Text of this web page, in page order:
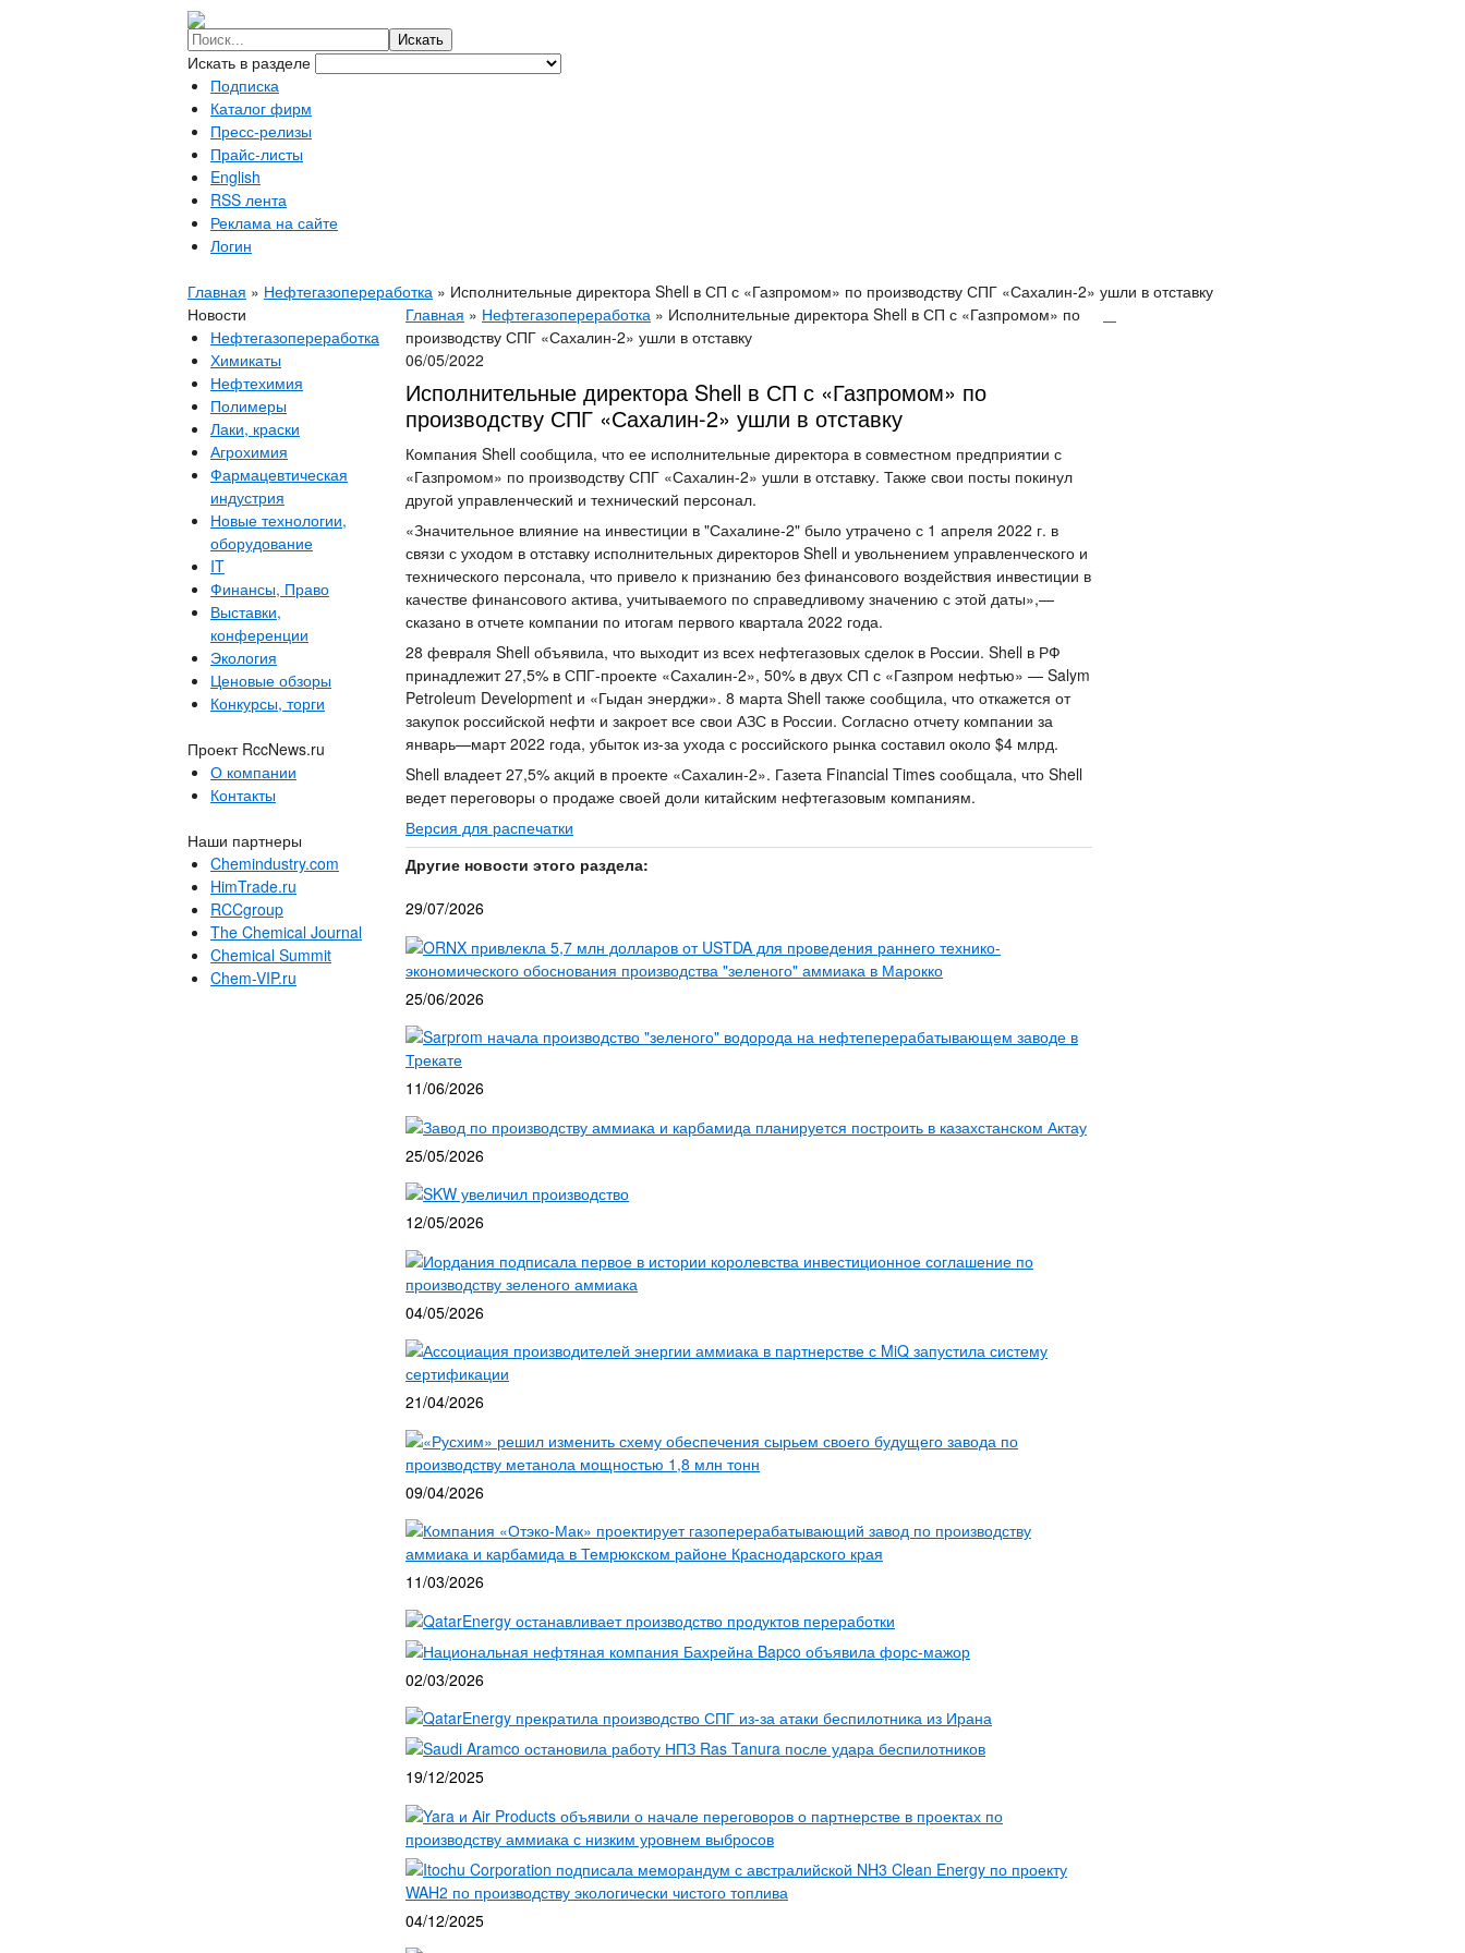
Искать в разделе
Подписка
Каталог фирм
Пресс-релизы
Прайс-листы
English
RSS лента
Реклама на сайте
Логин
Главная » Нефтегазопереработка » Исполнительные директора Shell в СП с «Газпромом» по производству СПГ «Сахалин-2» ушли в отставку
Новости
Нефтегазопереработка
Химикаты
Нефтехимия
Полимеры
Лаки, краски
Агрохимия
Фармацевтическая
индустрия
Новые технологии,
оборудование
IT
Финансы, Право
Выставки,
конференции
Экология
Ценовые обзоры
Конкурсы, торги
Проект RccNews.ru
О компании
Контакты
Наши партнеры
Chemindustry.com
HimTrade.ru
RCCgroup
The Chemical Journal
Chemical Summit
Chem-VIP.ru
Главная » Нефтегазопереработка » Исполнительные директора Shell в СП с «Газпромом» по
производству СПГ «Сахалин-2» ушли в отставку
06/05/2022
Исполнительные директора Shell в СП с «Газпромом» по
производству СПГ «Сахалин-2» ушли в отставку
Компания Shell сообщила, что ее исполнительные директора в совместном предприятии с
«Газпромом» по производству СПГ «Сахалин-2» ушли в отставку. Также свои посты покинул
другой управленческий и технический персонал.
«Значительное влияние на инвестиции в "Сахалине-2" было утрачено с 1 апреля 2022 г. в
связи с уходом в отставку исполнительных директоров Shell и увольнением управленческого и
технического персонала, что привело к признанию без финансового воздействия инвестиции в
качестве финансового актива, учитываемого по справедливому значению с этой даты»,—
сказано в отчете компании по итогам первого квартала 2022 года.
28 февраля Shell объявила, что выходит из всех нефтегазовых сделок в России. Shell в РФ
принадлежит 27,5% в СПГ-проекте «Сахалин-2», 50% в двух СП с «Газпром нефтью» — Salym
Petroleum Development и «Гыдан энерджи». 8 марта Shell также сообщила, что откажется от
закупок российской нефти и закроет все свои АЗС в России. Согласно отчету компании за
январь—март 2022 года, убыток из-за ухода с российского рынка составил около $4 млрд.
Shell владеет 27,5% акций в проекте «Сахалин-2». Газета Financial Times сообщала, что Shell
ведет переговоры о продаже своей доли китайским нефтегазовым компаниям.
Версия для распечатки
Другие новости этого раздела:
29/07/2026
ORNX привлекла 5,7 млн долларов от USTDA для проведения раннего технико-
экономического обоснования производства "зеленого" аммиака в Марокко
25/06/2026
Sarprom начала производство "зеленого" водорода на нефтеперерабатывающем заводе в
Трекате
11/06/2026
Завод по производству аммиака и карбамида планируется построить в казахстанском Актау
25/05/2026
SKW увеличил производство
12/05/2026
Иордания подписала первое в истории королевства инвестиционное соглашение по
производству зеленого аммиака
04/05/2026
Ассоциация производителей энергии аммиака в партнерстве с MiQ запустила систему
сертификации
21/04/2026
«Русхим» решил изменить схему обеспечения сырьем своего будущего завода по
производству метанола мощностью 1,8 млн тонн
09/04/2026
Компания «Отэко-Мак» проектирует газоперерабатывающий завод по производству
аммиака и карбамида в Темрюкском районе Краснодарского края
11/03/2026
QatarEnergy останавливает производство продуктов переработки
Национальная нефтяная компания Бахрейна Bapco объявила форс-мажор
02/03/2026
QatarEnergy прекратила производство СПГ из-за атаки беспилотника из Ирана
Saudi Aramco остановила работу НПЗ Ras Tanura после удара беспилотников
19/12/2025
Yara и Air Products объявили о начале переговоров о партнерстве в проектах по
производству аммиака с низким уровнем выбросов
Itochu Corporation подписала меморандум с австралийской NH3 Clean Energy по проекту
WAH2 по производству экологически чистого топлива
04/12/2025